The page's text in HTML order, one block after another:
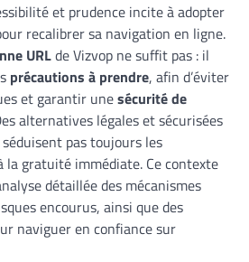
et prudence incite à adopter
recalibrer sa navigation en ligne.
URLde Vizvop ne suffit pas : il
précautions à prendre, afin d’éviter
et garantir unesécurité de
alternatives légales et sécurisées
pas toujours les
la gratuité immédiate. Ce contexte
détaillée des mécanismes
encourus, ainsi que des
naviguer en confiance sur